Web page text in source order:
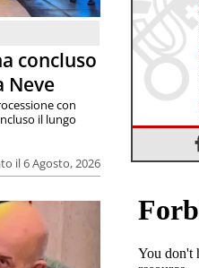
concluso
Neve
il 6 Agosto, 2026
con
il lungo